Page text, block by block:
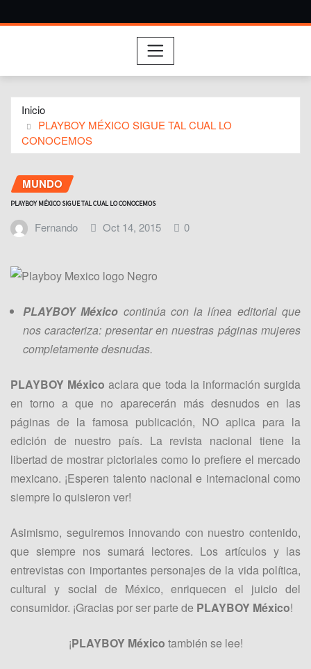
Inicio
PLAYBOY MÉXICO SIGUE TAL CUAL LO
CONOCEMOS
MUNDO
PLAYBOY MÉXICO SIGUE TAL CUAL LO CONOCEMOS
Fernando Oct 14, 2015 0
PLAYBOY México continúa con la línea editorial que
nos caracteriza: presentar en nuestras páginas mujeres
completamente desnudas.
PLAYBOY México aclara que toda la información surgida
en torno a que no aparecerán más desnudos en las
páginas de la famosa publicación, NO aplica para la
edición de nuestro país. La revista nacional tiene la
libertad de mostrar pictoriales como lo prefiere el mercado
mexicano. ¡Esperen talento nacional e internacional como
siempre lo quisieron ver!
Asimismo, seguiremos innovando con nuestro contenido,
que siempre nos sumará lectores. Los artículos y las
entrevistas con importantes personajes de la vida política,
cultural y social de México, enriquecen el juicio del
consumidor. ¡Gracias por ser parte de PLAYBOY México!
¡PLAYBOY México también se lee!